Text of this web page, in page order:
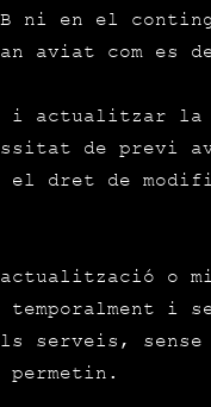
ni en el
aviat com es
actualitzar la
de previ
el dret de
actualització o
i
serveis,
permetin.